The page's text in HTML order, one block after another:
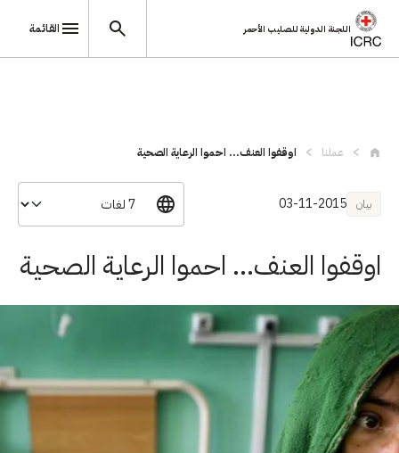
اللجنة الدولية للصليب الأحمر القائمة
عملنا اوقفوا العنف... احموا الرعاية الصحية
بيان 03-11-2015
اوقفوا العنف... احموا الرعاية الصحية